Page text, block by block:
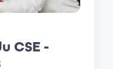
CSE -